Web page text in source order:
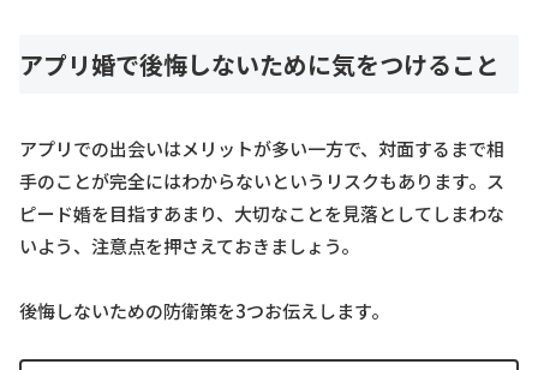
アプリ婚で後悔しないために気をつけること
アプリでの出会いはメリットが多い一方で、対面するまで相
手のことが完全にはわからないというリスクもあります。ス
ピード婚を目指すあまり、大切なことを見落としてしまわな
いよう、注意点を押さえておきましょう。
後悔しないための防衛策を3つお伝えします。